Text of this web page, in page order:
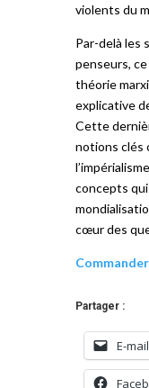
violents du
Par-delà les
penseurs,
théorie
explicative
Cette
notions clés
concepts
cœur des
Partager :
E-mail